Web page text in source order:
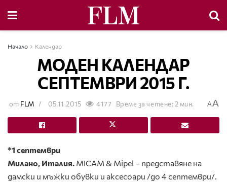
Начало Календар
МОДЕН КАЛЕНДАР
СЕПТЕМВРИ 2015 Г.
от FLM 05.11.2015 4177 Време за четене: 2 мин. AA
*1 септември
Милано, Италия. MICAM & Mipel – представяне на
дамски и мъжки обувки и аксесоари /до 4 септември/.